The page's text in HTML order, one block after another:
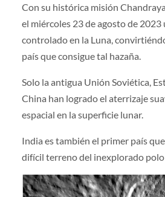
Con su histórica misión
el miércoles 23 de agosto de
controlado en la Luna,
país que consigue tal hazaña.
Solo la antigua Unión Soviética,
China han logrado el aterrizaje
espacial en la superficie lunar.
India es también el primer país
difícil terreno del inexplorado polo